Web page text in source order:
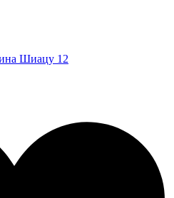
Шиацу 12